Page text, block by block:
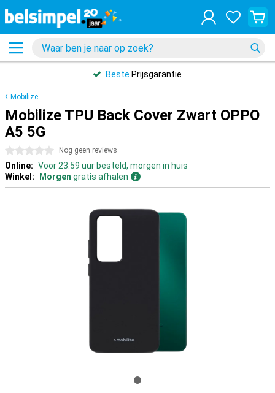
Beste Prijsgarantie
Mobilize
Mobilize TPU Back Cover Zwart OPPO
A5 5G
0 sterren Nog geen reviews
Online: Voor 23:59 uur besteld, morgen in huis
Winkel:
Morgen gratis afhalen